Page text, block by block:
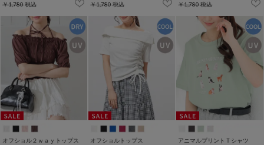
￥1,780税込
￥1,780税込
￥1,780税込
オフショル２ｗａｙトップス オフショルトップス アニマルプリントＴシャツ